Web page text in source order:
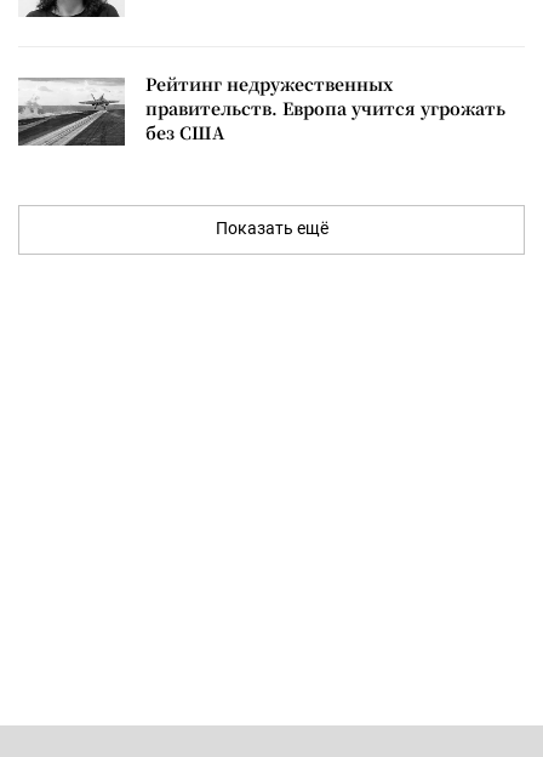
Рейтинг недружественных
правительств. Европа учится угрожать
без США
Показать ещё